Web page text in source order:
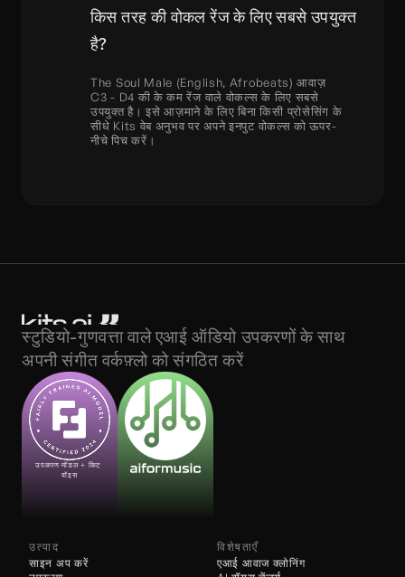
किस तरह की वोकल रेंज के लिए सबसे उपयुक्त
है?
The Soul Male (English, Afrobeats) आवाज़
C3 - D4 की के कम रेंज वाले वोकल्स के लिए सबसे
उपयुक्त है। इसे आज़माने के लिए बिना किसी प्रोसेसिंग के
सीधे Kits वेब अनुभव पर अपने इनपुट वोकल्स को ऊपर-
नीचे पिच करें।
स्टुडियो-गुणवत्ता वाले एआई ऑडियो उपकरणों के साथ
अपनी संगीत वर्कफ़्लो को संगठित करें
उपकरण मॉडल + किट
वॉइस
उत्पाद
साइन अप करें
विशेषताएँ
एआई आवाज क्लोनिंग